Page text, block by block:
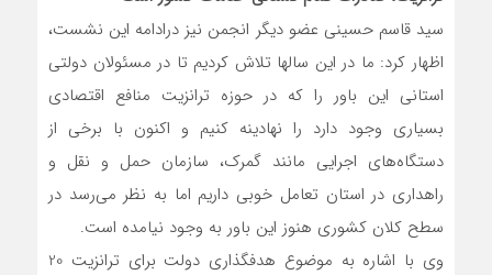
سید قاسم حسینی عضو دیگر انجمن نیز درادامه این نشست،
اظهار کرد: ما در این سالها تلاش کردیم تا در مسئولان دولتی
استانی این باور را که در حوزه ترانزیت منافع اقتصادی
بسیاری وجود دارد را نهادینه کنیم و اکنون با برخی از
دستگاه‌های اجرایی مانند گمرک، سازمان حمل و نقل و
راهداری در استان تعامل خوبی داریم اما به نظر می‌رسد در
سطح کلان کشوری هنوز این باور به وجود نیامده است.
وی با اشاره به موضوع هدفگذاری دولت برای ترانزیت 20